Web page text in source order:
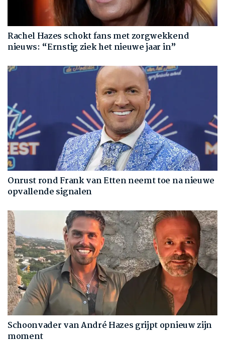
Rachel Hazes schokt fans met zorgwekkend
nieuws: “Ernstig ziek het nieuwe jaar in”
Onrust rond Frank van Etten neemt toe na nieuwe
opvallende signalen
Schoonvader van André Hazes grijpt opnieuw zijn
moment